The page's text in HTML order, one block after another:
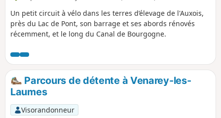
Un petit circuit à vélo dans les terres d’élevage de l'Auxois,
près du Lac de Pont, son barrage et ses abords rénovés
récemment, et le long du Canal de Bourgogne.
Parcours de détente à Venarey-les-
Laumes
Visorandonneur